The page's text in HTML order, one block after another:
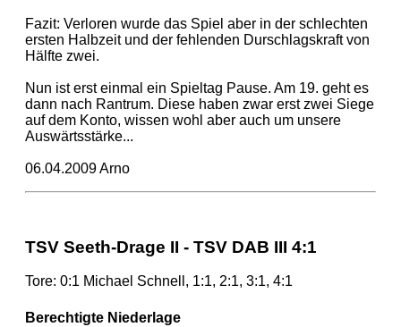
Fazit: Verloren wurde das Spiel aber in der schlechten
ersten Halbzeit und der fehlenden Durschlagskraft von
Hälfte zwei.
Nun ist erst einmal ein Spieltag Pause. Am 19. geht es
dann nach Rantrum. Diese haben zwar erst zwei Siege
auf dem Konto, wissen wohl aber auch um unsere
Auswärtsstärke...
06.04.2009 Arno
TSV Seeth-Drage II - TSV DAB III 4:1
Tore: 0:1 Michael Schnell, 1:1, 2:1, 3:1, 4:1
Berechtigte Niederlage